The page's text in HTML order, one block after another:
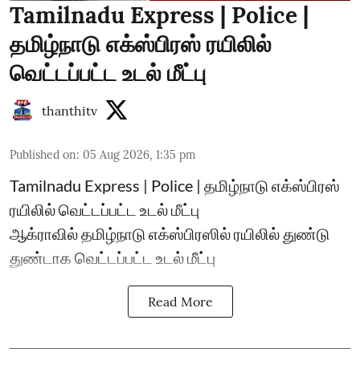
Tamilnadu Express | Police |
தமிழ்நாடு எக்ஸ்பிரஸ் ரயிலில்
வெட்டப்பட்ட உடல் மீட்பு
thanthitv
Published on: 05 Aug 2026, 1:35 pm
Tamilnadu Express | Police | தமிழ்நாடு எக்ஸ்பிரஸ்
ரயிலில் வெட்டப்பட்ட உடல் மீட்பு
ஆக்ராவில் தமிழ்நாடு எக்ஸ்பிரஸில் ரயிலில் துண்டு
துண்டாக வெட்டப்பட்ட உடல் மீட்பு
Read More